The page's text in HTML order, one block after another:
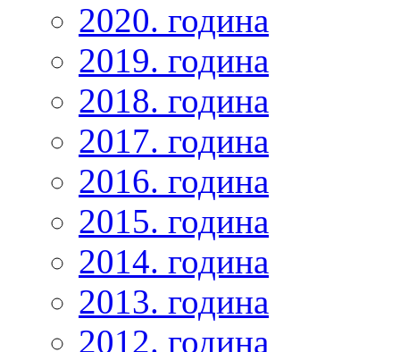
2020. година
2019. година
2018. година
2017. година
2016. година
2015. година
2014. година
2013. година
2012. година